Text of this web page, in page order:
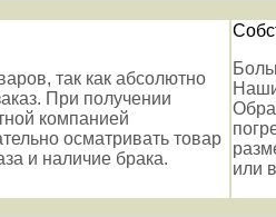
так как абсолютно
При получении
компанией
осматривать товар
и наличие брака.
или